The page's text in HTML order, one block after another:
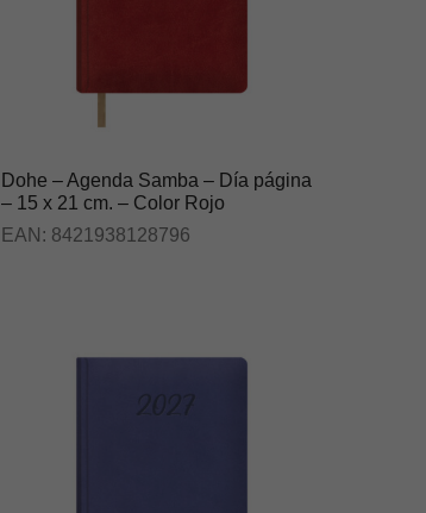
Dohe – Agenda Samba – Día página
– 15 x 21 cm. – Color Rojo
EAN: 8421938128796